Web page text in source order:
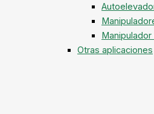
Otras aplicaciones